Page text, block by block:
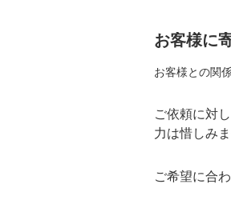
お客様に
お客様との関
ご依頼に対
力は惜しみま
ご希望に合